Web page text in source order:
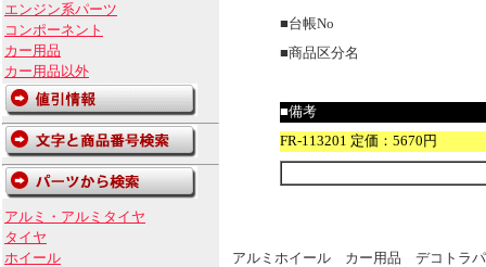
エンジン系パーツ
コンポーネント
カー用品
カー用品以外
アルミ・アルミタイヤ
タイヤ
ホイール
■台帳No
■商品区分名
■備考
FR-113201 定価：5670円
アルミホイール カー用品 デコトラ